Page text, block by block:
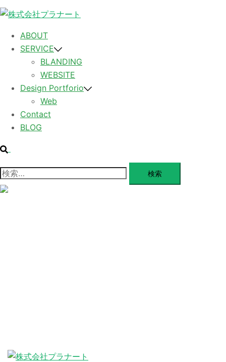
コ
ABOUT
SERVICE
BLANDING
WEBSITE
Design Portforio
Web
Contact
BLOG
検
検
索: